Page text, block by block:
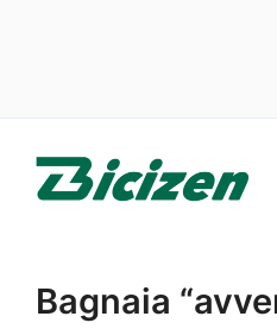
Bagnaia